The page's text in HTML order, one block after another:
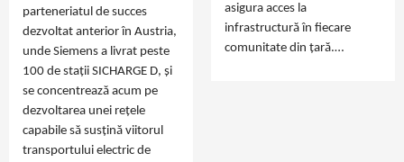
parteneriatul de succes
dezvoltat anterior în Austria,
unde Siemens a livrat peste
100 de stații SICHARGE D, și
se concentrează acum pe
dezvoltarea unei rețele
capabile să susțină viitorul
transportului electric de
asigura acces la
infrastructură în fiecare
comunitate din țară.…